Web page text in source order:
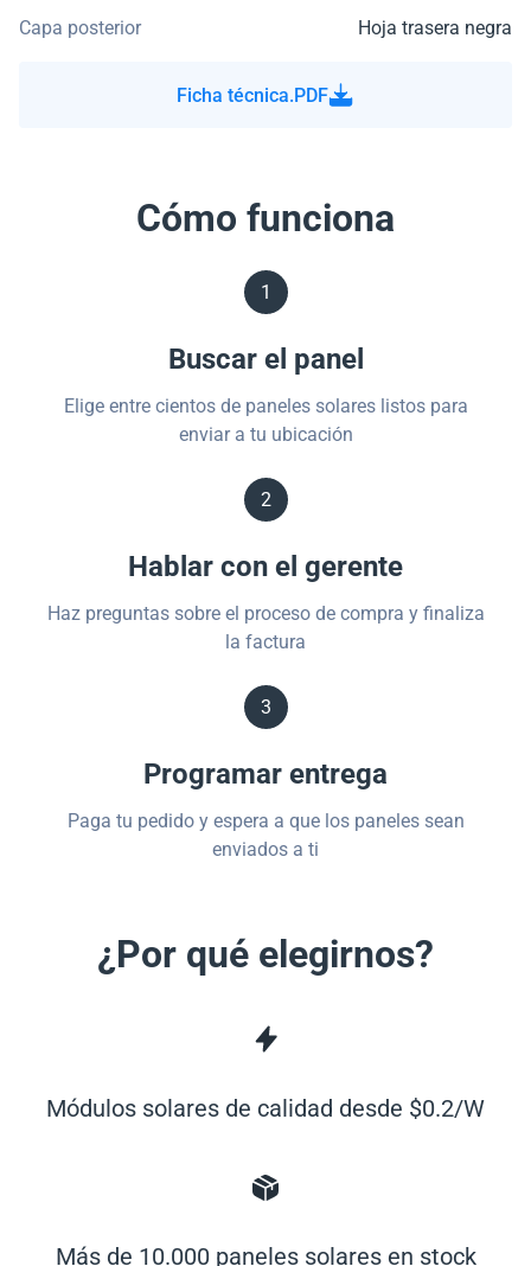
Capa posterior
Hoja trasera negra
Ficha técnica.PDF
Cómo funciona
1
Buscar el panel
Elige entre cientos de paneles solares listos para
enviar a tu ubicación
2
Hablar con el gerente
Haz preguntas sobre el proceso de compra y finaliza
la factura
3
Programar entrega
Paga tu pedido y espera a que los paneles sean
enviados a ti
¿Por qué elegirnos?
Módulos solares de calidad desde $0.2/W
Más de 10.000 paneles solares en stock